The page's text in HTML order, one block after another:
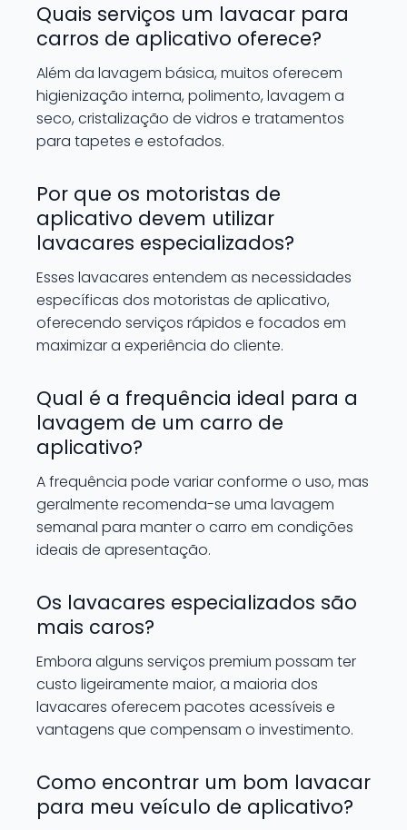
Quais serviços um lavacar para
carros de aplicativo oferece?
Além da lavagem básica, muitos oferecem
higienização interna, polimento, lavagem a
seco, cristalização de vidros e tratamentos
para tapetes e estofados.
Por que os motoristas de
aplicativo devem utilizar
lavacares especializados?
Esses lavacares entendem as necessidades
específicas dos motoristas de aplicativo,
oferecendo serviços rápidos e focados em
maximizar a experiência do cliente.
Qual é a frequência ideal para a
lavagem de um carro de
aplicativo?
A frequência pode variar conforme o uso, mas
geralmente recomenda-se uma lavagem
semanal para manter o carro em condições
ideais de apresentação.
Os lavacares especializados são
mais caros?
Embora alguns serviços premium possam ter
custo ligeiramente maior, a maioria dos
lavacares oferecem pacotes acessíveis e
vantagens que compensam o investimento.
Como encontrar um bom lavacar
para meu veículo de aplicativo?